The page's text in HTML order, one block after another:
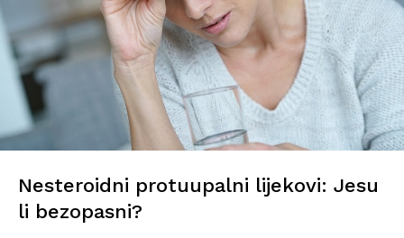
Nesteroidni protuupalni lijekovi: Jesu
li bezopasni?